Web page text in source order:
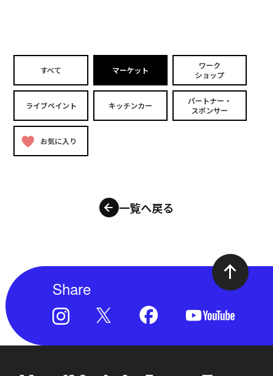
すべて マーケット
ワーク
ショップ
ライブペイント キッチンカー
パートナー・
スポンサー
お気に入り
一覧へ戻る
Share